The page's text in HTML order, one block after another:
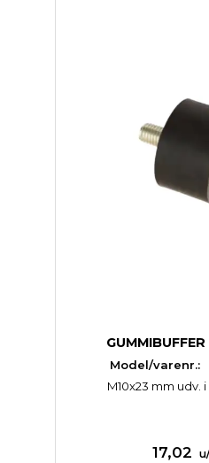
Model/varenr.:
M10x23 mm udv.
17,02